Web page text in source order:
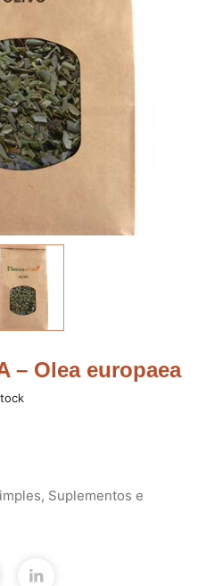
– Olea europaea
, Suplementos e